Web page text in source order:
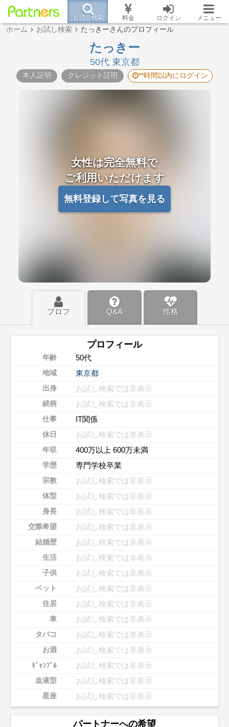
お試し検索 料金 ログイン メニュー
ホーム お試し検索 たっきーさんのプロフィール
たっきー
50代 東京都
本人証明 クレジット証明 **時間以内にログイン
女性は完全無料で
ご利用いただけます
無料登録して写真を見る
プロフ Q&A 性格
プロフィール
年齢 50代
地域 東京都
出身 お試し検索では非表示
続柄 お試し検索では非表示
仕事 IT関係
休日 お試し検索では非表示
年収 400万以上 600万未満
学歴 専門学校卒業
宗教 お試し検索では非表示
体型 お試し検索では非表示
身長 お試し検索では非表示
交際希望 お試し検索では非表示
結婚歴 お試し検索では非表示
生活 お試し検索では非表示
子供 お試し検索では非表示
ペット お試し検索では非表示
住居 お試し検索では非表示
車 お試し検索では非表示
タバコ お試し検索では非表示
お酒 お試し検索では非表示
ｷﾞｬﾝﾌﾞﾙ お試し検索では非表示
血液型 お試し検索では非表示
星座 お試し検索では非表示
パートナーへの希望